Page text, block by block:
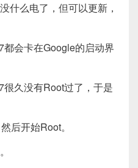
什么电了，但可以更新，
会卡在Google的启动界
久没有Root过了，于是
后开始Root。